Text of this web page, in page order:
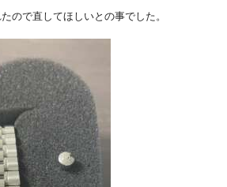
ので直してほしいとの事でした。